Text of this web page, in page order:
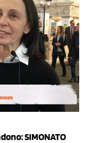
SIMONATO